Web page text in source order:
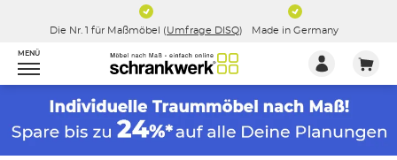
Die Nr. 1 für Maßmöbel (Umfrage DISQ) Made in Germany
MENÜ